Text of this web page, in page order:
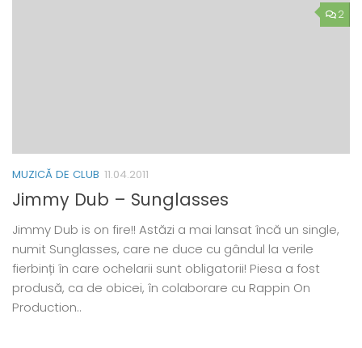
2
MUZICĂ DE CLUB 11.04.2011
Jimmy Dub – Sunglasses
Jimmy Dub is on fire!! Astăzi a mai lansat încă un single,
numit Sunglasses, care ne duce cu gândul la verile
fierbinți în care ochelarii sunt obligatorii! Piesa a fost
produsă, ca de obicei, în colaborare cu Rappin On
Production..